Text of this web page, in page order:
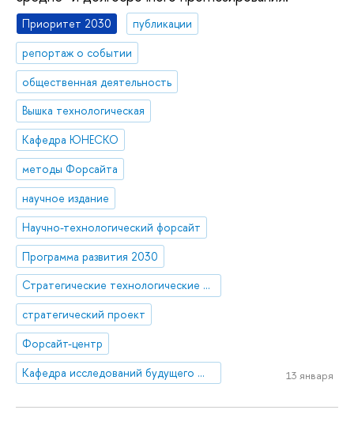
Приоритет 2030
публикации
репортаж о событии
общественная деятельность
Вышка технологическая
Кафедра ЮНЕСКО
методы Форсайта
научное издание
Научно-технологический форсайт
Программа развития 2030
Стратегические технологические проекты
стратегический проект
Форсайт-центр
Кафедра исследований будущего ЮНЕСКО
13 января